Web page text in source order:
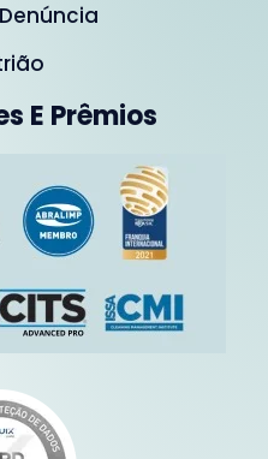
E Prêmios